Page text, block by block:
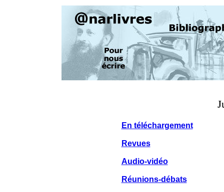
En téléchargement
Revues
Audio-vidéo
Réunions-débats